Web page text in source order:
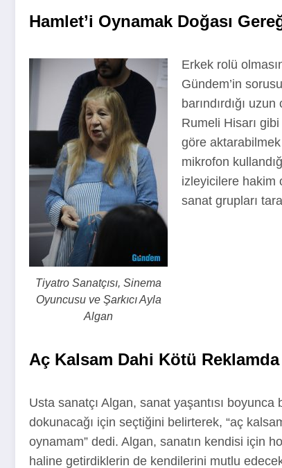
Hamlet’i Oynamak Doğası
Tiyatro Sanatçısı, Sinema
Oyuncusu ve Şarkıcı Ayla
Algan
Erkek rolü
Gündem’in
barındırdığı
Rumeli Hisarı
göre
mikrofon
izleyicilere hakim
sanat grupları
Aç Kalsam Dahi Kötü
Usta sanatçı Algan, sanat yaşantısı
dokunacağı için seçtiğini belirterek, “aç
oynamam” dedi. Algan, sanatın kendisi için
haline getirdiklerin de kendilerini mutlu